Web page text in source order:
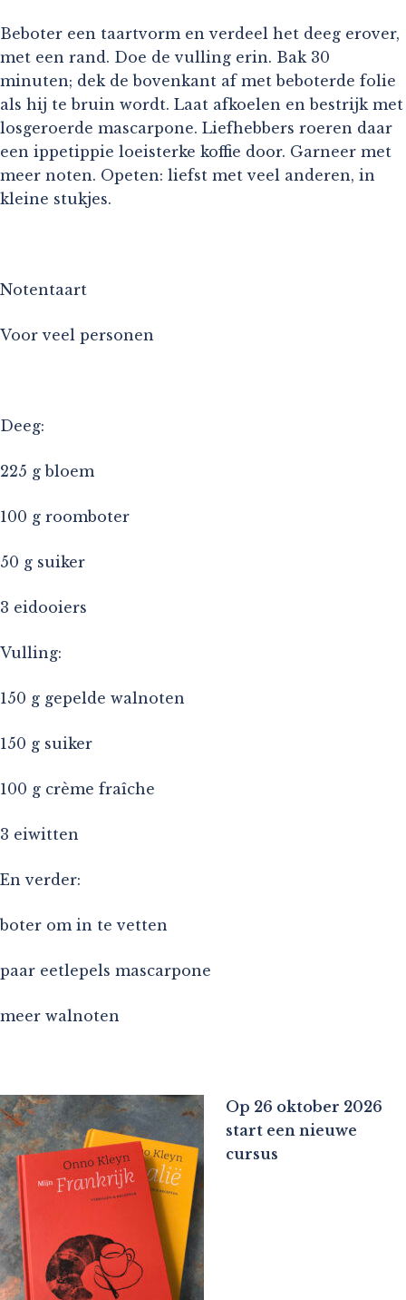
Beboter een taartvorm en verdeel het deeg erover,
met een rand. Doe de vulling erin. Bak 30
minuten; dek de bovenkant af met beboterde folie
als hij te bruin wordt. Laat afkoelen en bestrijk met
losgeroerde mascarpone. Liefhebbers roeren daar
een ippetippie loeisterke koffie door. Garneer met
meer noten. Opeten: liefst met veel anderen, in
kleine stukjes.
Notentaart
Voor veel personen
Deeg:
225 g bloem
100 g roomboter
50 g suiker
3 eidooiers
Vulling:
150 g gepelde walnoten
150 g suiker
100 g crème fraîche
3 eiwitten
En verder:
boter om in te vetten
paar eetlepels mascarpone
meer walnoten
Op 26 oktober 2026
start een nieuwe
cursus